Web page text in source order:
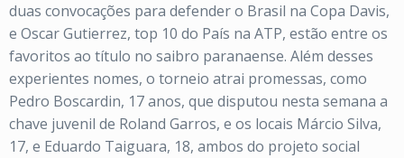
duas convocações para defender o Brasil na Copa Davis,
e Oscar Gutierrez, top 10 do País na ATP, estão entre os
favoritos ao título no saibro paranaense. Além desses
experientes nomes, o torneio atrai promessas, como
Pedro Boscardin, 17 anos, que disputou nesta semana a
chave juvenil de Roland Garros, e os locais Márcio Silva,
17, e Eduardo Taiguara, 18, ambos do projeto social